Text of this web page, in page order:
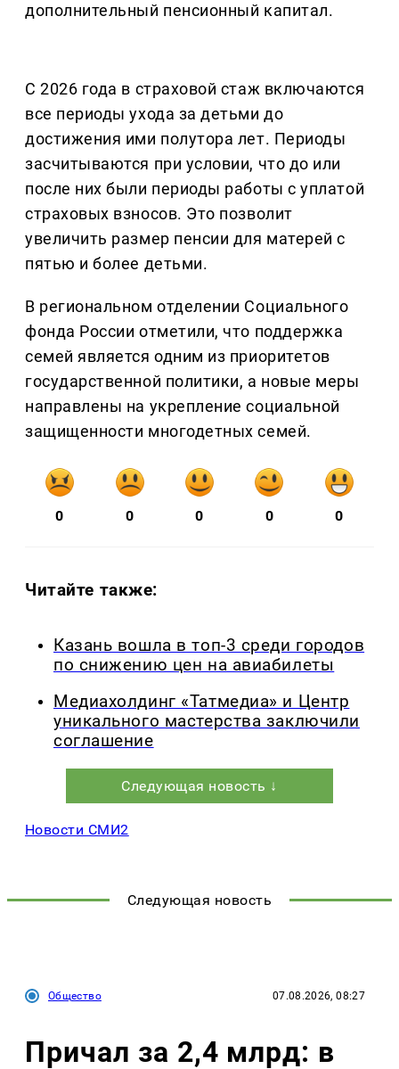
дополнительный пенсионный капитал.
С 2026 года в страховой стаж включаются
все периоды ухода за детьми до
достижения ими полутора лет. Периоды
засчитываются при условии, что до или
после них были периоды работы с уплатой
страховых взносов. Это позволит
увеличить размер пенсии для матерей с
пятью и более детьми.
В региональном отделении Социального
фонда России отметили, что поддержка
семей является одним из приоритетов
государственной политики, а новые меры
направлены на укрепление социальной
защищенности многодетных семей.
0 0 0 0 0
Читайте также:
Казань вошла в топ-3 среди городов
по снижению цен на авиабилеты
Медиахолдинг «Татмедиа» и Центр
уникального мастерства заключили
соглашение
Следующая новость ↓
Новости СМИ2
Следующая новость
Общество 07.08.2026, 08:27
Причал за 2,4 млрд: в